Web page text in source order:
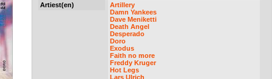
Artiest(en)
Artillery
Damn Yankees
Dave Meniketti
Death Angel
Desperado
Doro
Exodus
Faith no more
Freddy Kruger
Hot Legs
Lars Ulrich